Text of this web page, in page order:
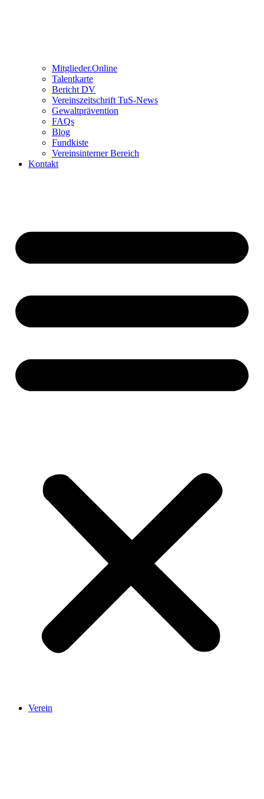
Mitglieder.Online
Talentkarte
Bericht DV
Vereinszeitschrift TuS-News
Gewaltprävention
FAQs
Blog
Fundkiste
Vereinsinterner Bereich
Kontakt
Verein